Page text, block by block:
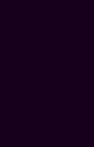
sehr
genutzt. Zum
aus
sich
bei hoher
und guter
hohe
natürlich
kann